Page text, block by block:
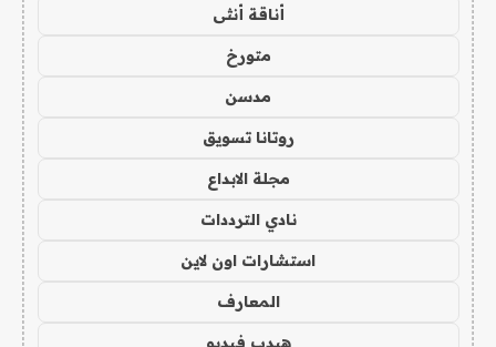
أناقة أنثى
متورخ
مدسن
روتانا تسويق
مجلة الابداع
نادي الترددات
استشارات اون لاين
المعارف
هيدب فيديو